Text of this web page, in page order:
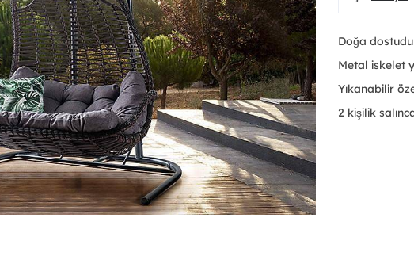
Doğa
Metal iskelet
Yıkanabilir
2 kişilik